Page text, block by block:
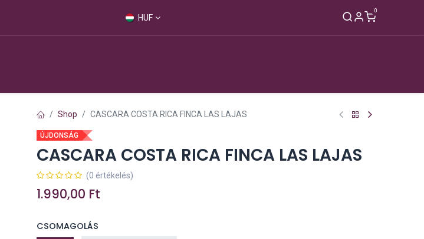
HUF
0
Shop CASCARA COSTA RICA FINCA LAS LAJAS
ÚJDONSÁG
CASCARA COSTA RICA FINCA LAS LAJAS
(0 értékelés)
1.990,00 Ft
CSOMAGOLÁS